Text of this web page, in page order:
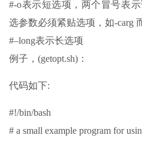
#-o表示短选项，两个冒号表
选参数必须紧贴选项，如-carg
#–long表示长选项
例子，(getopt.sh)：
代码如下:
#!/bin/bash
# a small example program for